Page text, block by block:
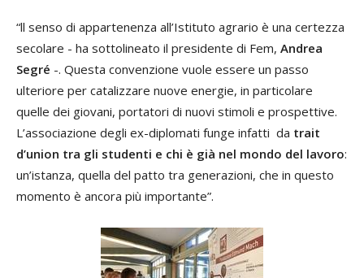
“ll senso di appartenenza all’Istituto agrario è una certezza
secolare - ha sottolineato il presidente di Fem, Andrea
Segré -. Questa convenzione vuole essere un passo
ulteriore per catalizzare nuove energie, in particolare
quelle dei giovani, portatori di nuovi stimoli e prospettive.
L’associazione degli ex-diplomati funge infatti da trait
d’union tra gli studenti e chi è già nel mondo del lavoro:
un’istanza, quella del patto tra generazioni, che in questo
momento è ancora più importante”.